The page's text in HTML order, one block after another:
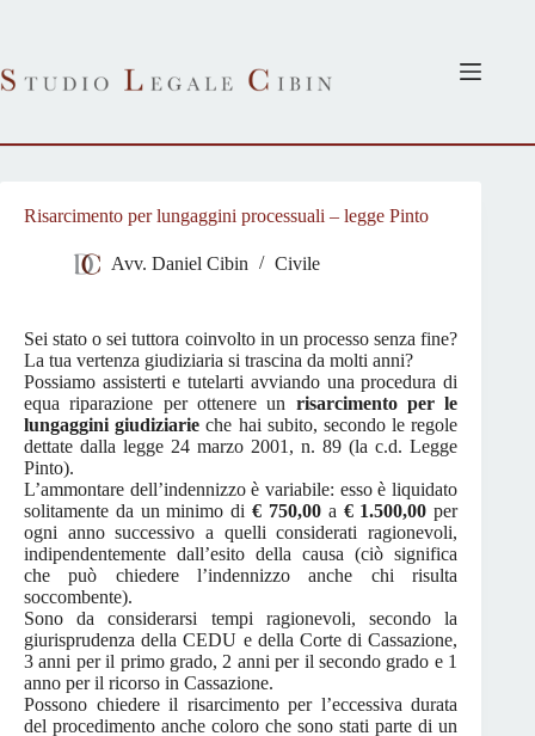
Risarcimento per lungaggini processuali – legge Pinto
Avv. Daniel Cibin Civile
Sei stato o sei tuttora coinvolto in un processo senza fine?
La tua vertenza giudiziaria si trascina da molti anni?
Possiamo assisterti e tutelarti avviando una procedura di
equa riparazione per ottenere un risarcimento per le
lungaggini giudiziarie che hai subito, secondo le regole
dettate dalla legge 24 marzo 2001, n. 89 (la c.d. Legge
Pinto).
L’ammontare dell’indennizzo è variabile: esso è liquidato
solitamente da un minimo di€ 750,00a € 1.500,00 per
ogni anno successivo a quelli considerati ragionevoli,
indipendentemente dall’esito della causa (ciò significa
che può chiedere l’indennizzo anche chi risulta
soccombente).
Sono da considerarsi tempi ragionevoli, secondo la
giurisprudenza della CEDU e della Corte di Cassazione,
3 anni per il primo grado, 2 anni per il secondo grado e 1
anno per il ricorso in Cassazione.
Possono chiedere il risarcimento per l’eccessiva durata
del procedimento anche coloro che sono stati parte di un